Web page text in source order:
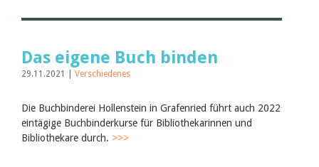
Das eigene Buch binden
29.11.2021 | Verschiedenes
Die Buchbinderei Hollenstein in Grafenried führt auch 2022
eintägige Buchbinderkurse für Bibliothekarinnen und
Bibliothekare durch. >>>